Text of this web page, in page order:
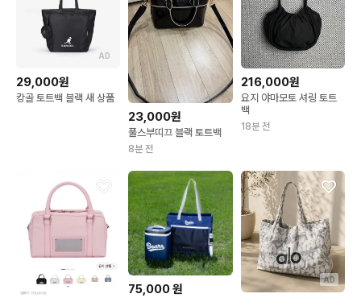
AD
29,000원
캉골 토트백 블랙 새 상품
23,000원
풀스부띠끄 블랙 토트백
8분 전
216,000원
요지 야마모토 셔링 토트
백
18분 전
75,000원
AD